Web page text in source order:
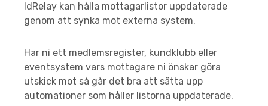
IdRelay kan hålla mottagarlistor uppdaterade
genom att synka mot externa system.
Har ni ett medlemsregister, kundklubb eller
eventsystem vars mottagare ni önskar göra
utskick mot så går det bra att sätta upp
automationer som håller listorna uppdaterade.